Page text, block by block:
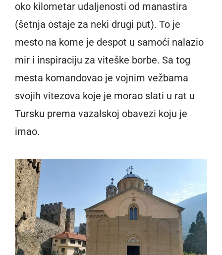
oko kilometar udaljenosti od manastira
(šetnja ostaje za neki drugi put). To je
mesto na kome je despot u samoći nalazio
mir i inspiraciju za viteške borbe. Sa tog
mesta komandovao je vojnim vežbama
svojih vitezova koje je morao slati u rat u
Tursku prema vazalskoj obavezi koju je
imao.